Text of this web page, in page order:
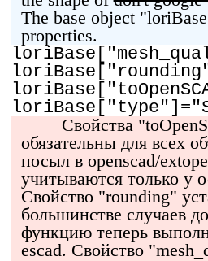
The base object
properties.
Свойства
обязательны для всех
посыл в openscad/
учитываются только у
Свойство "rounding"
большинстве случаев
функцию теперь
escad. Свойство